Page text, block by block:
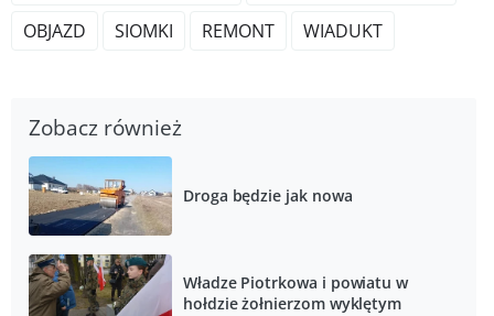
OBJAZD
SIOMKI REMONT WIADUKT
Zobacz również
Droga będzie jak nowa
Władze Piotrkowa i powiatu w
hołdzie żołnierzom wyklętym